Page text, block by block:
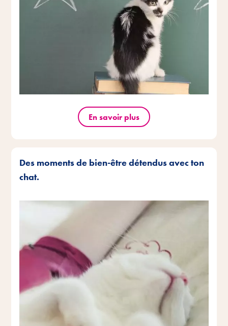
En savoir plus
Des moments de bien-être détendus avec ton
chat.